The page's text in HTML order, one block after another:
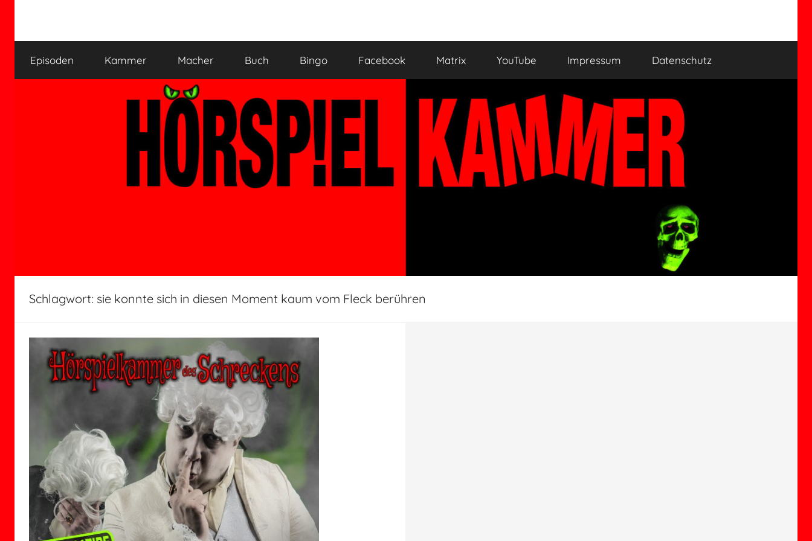
springen
HÖRSPIELKAMMER
verjährt
nicht!
Episoden Kammer Macher Buch Bingo Facebook Matrix YouTube Impressum Datenschutz
Schlagwort: sie konnte sich in diesen Moment kaum vom Fleck berühren